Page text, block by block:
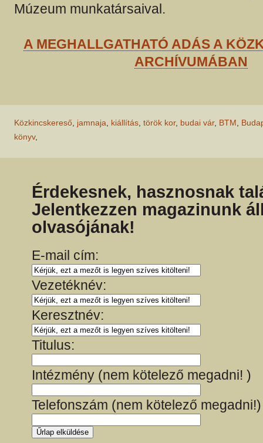
Múzeum munkatársaival.
A MEGHALLGATHATÓ ADÁS A
ARCHÍVUMÁBAN
Közkincskereső jamnaja kiállítás török kor, budai vár, BTM
könyv,
Érdekesnek, hasznosnak
Jelentkezzen magazinunk
olvasójának!
E-mail cím:
Vezetéknév:
Keresztnév:
Titulus:
Intézmény (nem kötelező megadni! )
Telefonszám (nem kötelező megadni!)